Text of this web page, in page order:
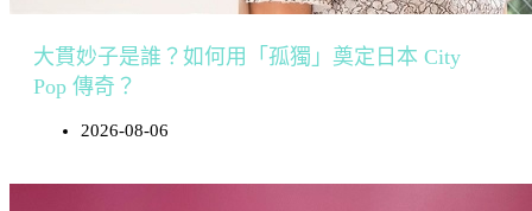
大貫妙子是誰？如何用「孤獨」奠定日本 City
Pop 傳奇？
2026-08-06